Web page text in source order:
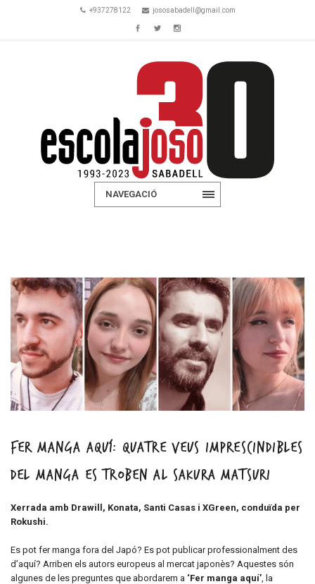
+937278122 jososabadell@gmail.com
NAVEGACIÓ
Fer manga aquí: quatre veus imprescindibles
del manga es troben al Sakura Matsuri
Xerrada amb Drawill, Konata, Santi Casas i XGreen, conduïda per
Rokushi.
Es pot fer manga fora del Japó? Es pot publicar professionalment des
d’aquí? Arriben els autors europeus al mercat japonès? Aquestes són
algunes de les preguntes que abordarem a ‘Fer manga aquí’ , la